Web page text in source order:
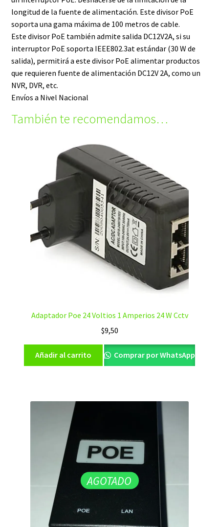
longitud de la fuente de alimentación. Este divisor PoE
soporta una gama máxima de 100 metros de cable.
Este divisor PoE también admite salida DC12V2A, si su
interruptor PoE soporta IEEE802.3at estándar (30 W de
salida), permitirá a este divisor PoE alimentar productos
que requieren fuente de alimentación DC12V 2A, como un
NVR, DVR, etc.
Envíos a Nivel Nacional
También te recomendamos…
Adaptador Poe 24 Voltios 1 Amperios 24 W Cctv
$9,50
Añadir al carrito Comprar por WhatsApp
AGOTADO